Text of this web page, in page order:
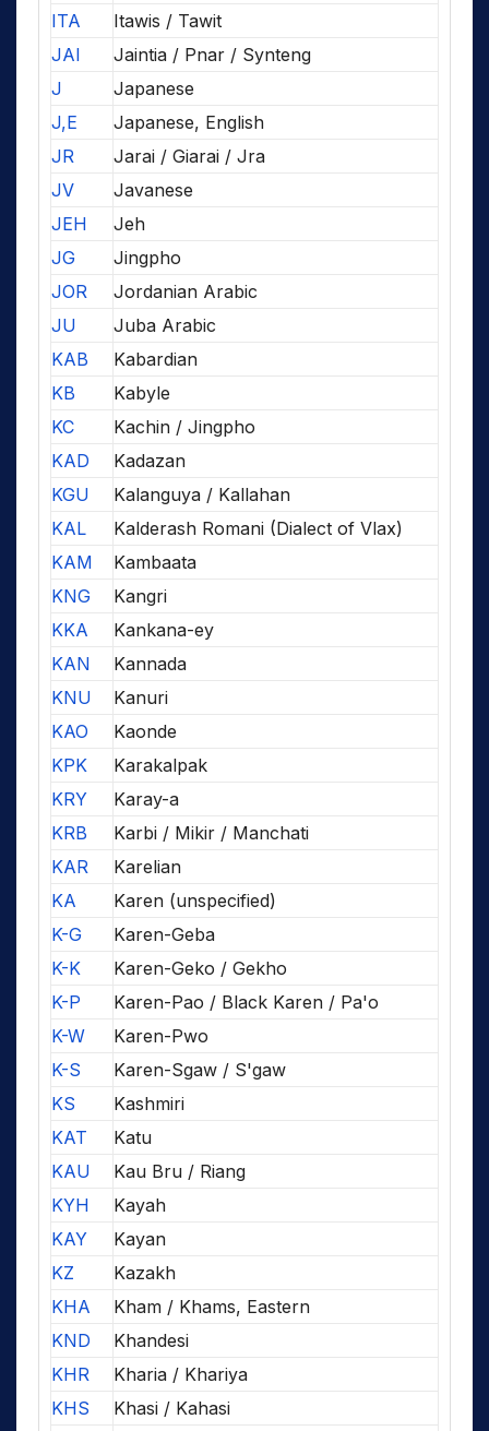
ITA
Itawis / Tawit
JAI
Jaintia / Pnar / Synteng
J
Japanese
J,E
Japanese, English
JR
Jarai / Giarai / Jra
JV
Javanese
JEH
Jeh
JG
Jingpho
JOR
Jordanian Arabic
JU
Juba Arabic
KAB
Kabardian
KB
Kabyle
KC
Kachin / Jingpho
KAD
Kadazan
KGU
Kalanguya / Kallahan
KAL
Kalderash Romani (Dialect of Vlax)
KAM
Kambaata
KNG
Kangri
KKA
Kankana-ey
KAN
Kannada
KNU
Kanuri
KAO
Kaonde
KPK
Karakalpak
KRY
Karay-a
KRB
Karbi / Mikir / Manchati
KAR
Karelian
KA
Karen (unspecified)
K-G
Karen-Geba
K-K
Karen-Geko / Gekho
K-P
Karen-Pao / Black Karen / Pa'o
K-W
Karen-Pwo
K-S
Karen-Sgaw / S'gaw
KS
Kashmiri
KAT
Katu
KAU
Kau Bru / Riang
KYH
Kayah
KAY
Kayan
KZ
Kazakh
KHA
Kham / Khams, Eastern
KND
Khandesi
KHR
Kharia / Khariya
KHS
Khasi / Kahasi